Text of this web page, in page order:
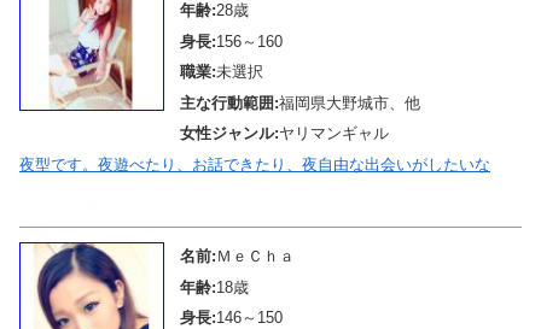
年齢:28歳
身長:156～160
職業:未選択
主な行動範囲:福岡県大野城市、他
女性ジャンル:ヤリマンギャル
夜型です。夜遊べたり、お話できたり、夜自由な出会いがしたいな
名前: ＭｅＣｈａ
年齢:18歳
身長:146～150